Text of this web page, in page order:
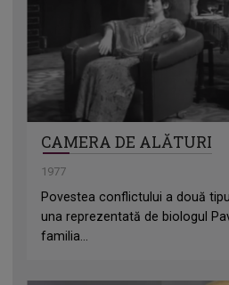
CAMERA DE ALĂTURI
1977
Povestea conflictului a două
una reprezentată de biologul
familia...